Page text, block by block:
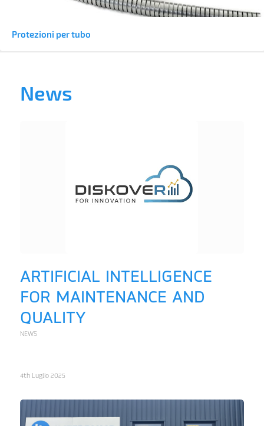
Protezioni per tubo
News
ARTIFICIAL INTELLIGENCE
FOR MAINTENANCE AND
QUALITY
NEWS
4th Luglio 2025